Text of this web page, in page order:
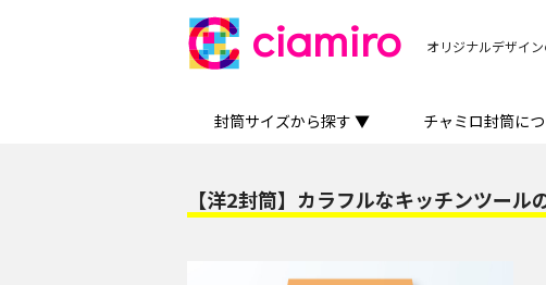
ciamiro オリジナルデザイ
封筒サイズから探す ▼ チャミロ封筒に
【洋2封筒】カラフルなキッチンツール